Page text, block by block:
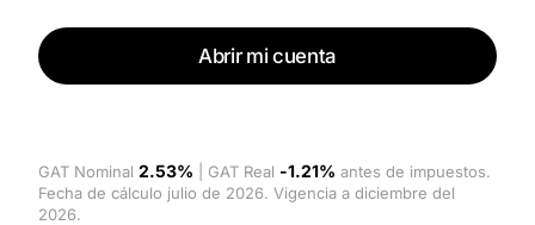
Abrir mi cuenta
GAT Nominal 2.53% | GAT Real -1.21% antes de impuestos.
Fecha de cálculo julio de 2026. Vigencia a diciembre del
2026.